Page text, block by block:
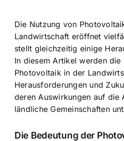
Die Nutzung von
Landwirtschaft eröffnet
stellt gleichzeitig einige
In diesem Artikel werden die
Photovoltaik in der
Herausforderungen und
deren Auswirkungen auf die
ländliche Gemeinschaften
Die Bedeutung der